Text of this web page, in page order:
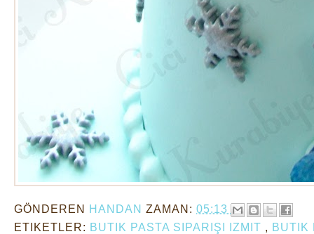
GÖNDEREN HANDAN ZAMAN: 05:13
ETIKETLER: BUTIK PASTA SIPARIŞI IZMIT , BUTIK